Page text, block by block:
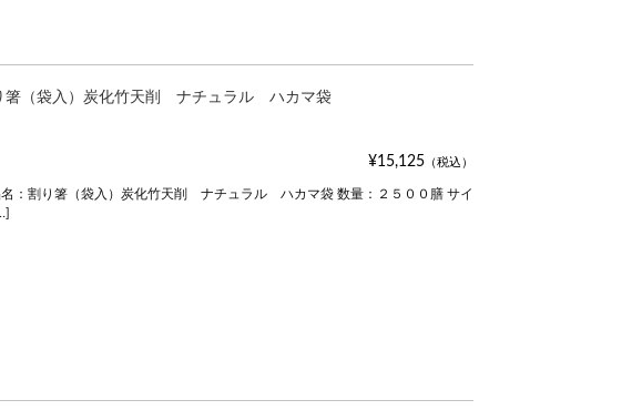
箸（袋入）炭化竹天削 ナチュラル ハカマ袋
¥15,125 （税込）
名：割り箸（袋入）炭化竹天削 ナチュラル ハカマ袋 数量：２５００膳 サイ